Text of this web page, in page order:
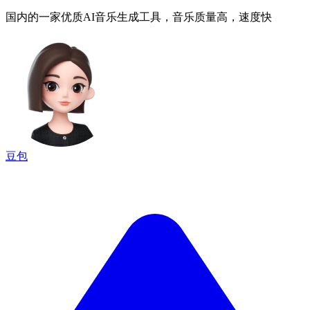
国内的一家优质AI音乐生成工具，音乐质量高，速度快
豆包